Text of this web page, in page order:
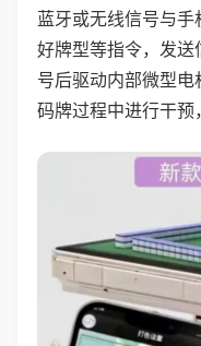
蓝牙或无线信号与
好牌型等指令，发
号后驱动内部微型电
码牌过程中进行干预